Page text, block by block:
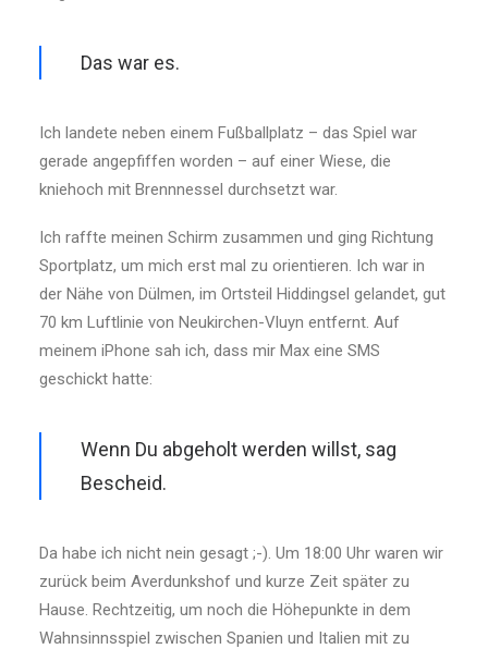
Das war es.
Ich landete neben einem Fußballplatz – das Spiel war
gerade angepfiffen worden – auf einer Wiese, die
kniehoch mit Brennnessel durchsetzt war.
Ich raffte meinen Schirm zusammen und ging Richtung
Sportplatz, um mich erst mal zu orientieren. Ich war in
der Nähe von Dülmen, im Ortsteil Hiddingsel gelandet, gut
70 km Luftlinie von Neukirchen-Vluyn entfernt. Auf
meinem iPhone sah ich, dass mir Max eine SMS
geschickt hatte:
Wenn Du abgeholt werden willst, sag
Bescheid.
Da habe ich nicht nein gesagt ;-). Um 18:00 Uhr waren wir
zurück beim Averdunkshof und kurze Zeit später zu
Hause. Rechtzeitig, um noch die Höhepunkte in dem
Wahn­sinnsspiel zwischen Spanien und Italien mit zu